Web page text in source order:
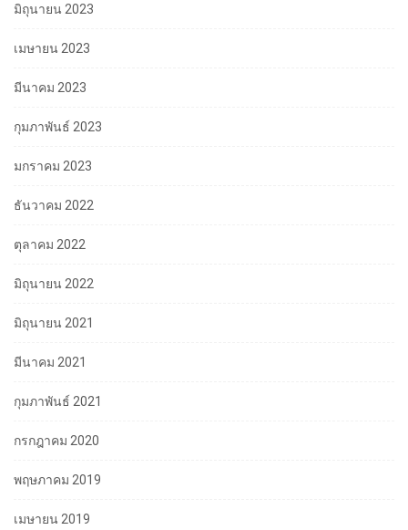
มิถุนายน 2023
เมษายน 2023
มีนาคม 2023
กุมภาพันธ์ 2023
มกราคม 2023
ธันวาคม 2022
ตุลาคม 2022
มิถุนายน 2022
มิถุนายน 2021
มีนาคม 2021
กุมภาพันธ์ 2021
กรกฎาคม 2020
พฤษภาคม 2019
เมษายน 2019